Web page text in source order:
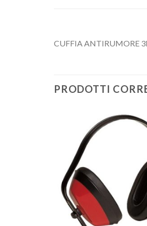
CUFFIA ANTIRUMORE
PRODOTTI